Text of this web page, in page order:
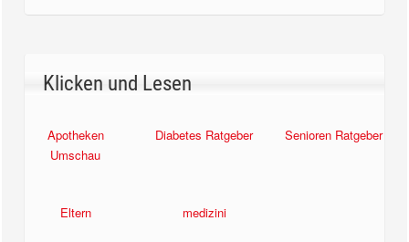
Klicken und Lesen
Apotheken
Umschau
Diabetes Ratgeber Senioren Ratgeber
Eltern medizini